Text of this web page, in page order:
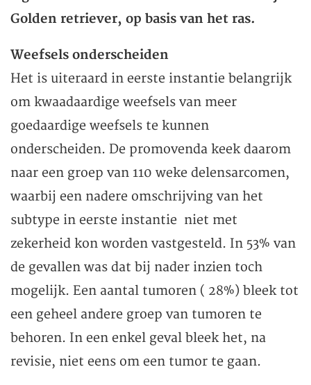
Golden retriever, op basis van het ras.
Weefsels onderscheiden
Het is uiteraard in eerste instantie belangrijk
om kwaadaardige weefsels van meer
goedaardige weefsels te kunnen
onderscheiden. De promovenda keek daarom
naar een groep van 110 weke delensarcomen,
waarbij een nadere omschrijving van het
subtype in eerste instantie niet met
zekerheid kon worden vastgesteld. In 53% van
de gevallen was dat bij nader inzien toch
mogelijk. Een aantal tumoren ( 28%) bleek tot
een geheel andere groep van tumoren te
behoren. In een enkel geval bleek het, na
revisie, niet eens om een tumor te gaan.